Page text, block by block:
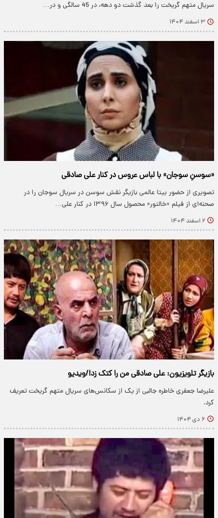
سریال متهم گریخت را بعد گذشت دو دهه، در 45 سالگی و در…
۳ اسفند ۱۴۰۴
«سوسنِ سوجان» با لباس عروس در کنار علی صادقی
تصویری از حضور بیتا عالمی بازیگر نقش سوسن در سریال سوجان را در
صحنه‌ای از فیلم «خالتور» محصول سال ۱۳۹۶ در کنار علی…
۲ اسفند ۱۴۰۴
بازیگر تلویزیون: علی صادقی من را کتک زد!/ویدیو
علیرضا جعفری خاطره جالبی از یک از سکانس‌های سریال متهم گریخت تعریف
کرد.
۶ دی ۱۴۰۴